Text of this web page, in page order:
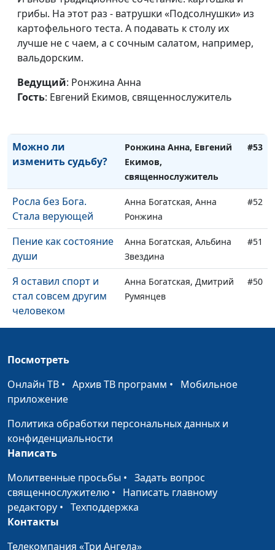
грибы. На этот раз - ватрушки «Подсолнушки» из
картофельного теста. А подавать к столу их
лучше не с чаем, а с сочным салатом, например,
вальдорским.
Ведущий: Ронжина Анна
Гость: Евгений Екимов, священнослужитель
меня
Долженко,
священнослужитель
Как Бог помог
обрести счастье в
браке
Анна Богатская, Дмитрий
Анна Богатская, Дмитрий
Можно ли
изменить судьбу?
Ронжина Анна, Евгений
Екимов,
священнослужитель
#53
Росла без Бога.
Стала верующей
Анна Богатская, Анна
Ронжина
#52
Пение как состояние
души
Анна Богатская, Альбина
Звездина
#51
Я оставил спорт и
стал совсем другим
человеком
Анна Богатская, Дмитрий
Румянцев
#50
листа
Как избавиться от
зависимости —
личный опыт
Анна Богатская, Сергей
Петелина
Как Бог освободил
меня от наркотиков
Есть ли новая жизнь
для наркоманов?
Анна Богатская, Сергей
Петелин
Поиск Бога длиной в
жизнь
Посмотреть
Онлайн ТВ • Архив ТВ программ • Мобильное
приложение
Политика обработки персональных данных и
конфиденциальности
Написать
Молитвенные просьбы • Задать вопрос
священнослужителю • Написать главному
редактору • Техподдержка
Контакты
Телекомпания «Три Ангела»